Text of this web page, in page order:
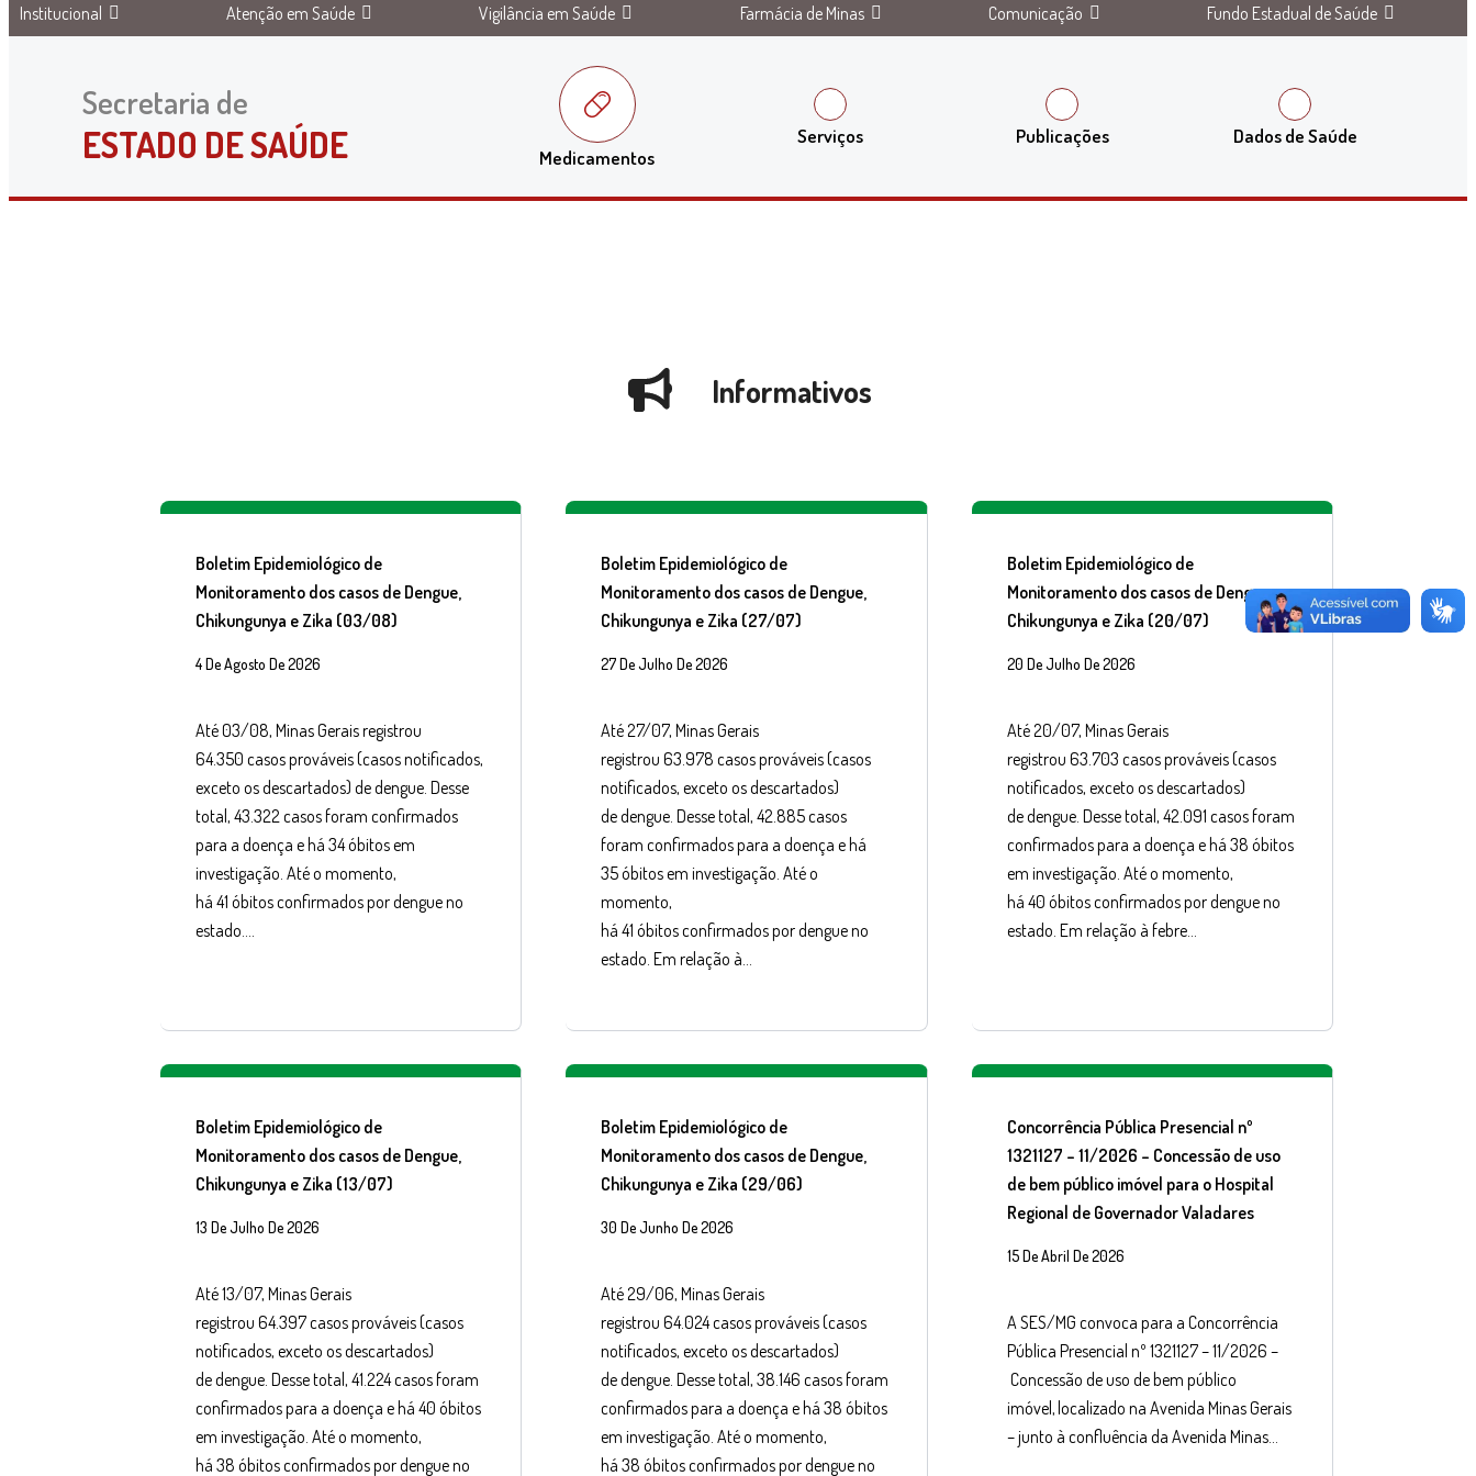
Institucional Atenção em Saúde Vigilância em Saúde Farmácia de Minas Comunicação Fundo Estadual de Saúde
Secretaria de
ESTADO DE SAÚDE Medicamentos
Serviços Publicações Dados de Saúde
Informativos
Boletim Epidemiológico de
Monitoramento dos casos de Dengue,
Chikungunya e Zika (03/08)
4 De Agosto De 2026
Até 03/08, Minas Gerais registrou
64.350 casos prováveis (casos notificados,
exceto os descartados) de dengue. Desse
total, 43.322 casos foram confirmados
para a doença e há 34 óbitos em
investigação. Até o momento,
há 41 óbitos confirmados por dengue no
estado….
Boletim Epidemiológico de
Monitoramento dos casos de Dengue,
Chikungunya e Zika (27/07)
27 De Julho De 2026
Até 27/07, Minas Gerais
registrou 63.978 casos prováveis (casos
notificados, exceto os descartados)
de dengue. Desse total, 42.885 casos
foram confirmados para a doença e há
35 óbitos em investigação. Até o
momento,
há 41 óbitos confirmados por dengue no
estado. Em relação à…
Boletim Epidemiológico de
Monitoramento dos casos de Dengue,
Chikungunya e Zika (20/07)
20 De Julho De 2026
Até 20/07, Minas Gerais
registrou 63.703 casos prováveis (casos
notificados, exceto os descartados)
de dengue. Desse total, 42.091 casos foram
confirmados para a doença e há 38 óbitos
em investigação. Até o momento,
há 40 óbitos confirmados por dengue no
estado. Em relação à febre…
Boletim Epidemiológico de
Monitoramento dos casos de Dengue,
Chikungunya e Zika (13/07)
13 De Julho De 2026
Até 13/07, Minas Gerais
registrou 64.397 casos prováveis (casos
notificados, exceto os descartados)
de dengue. Desse total, 41.224 casos foram
confirmados para a doença e há 40 óbitos
em investigação. Até o momento,
há 38 óbitos confirmados por dengue no
Boletim Epidemiológico de
Monitoramento dos casos de Dengue,
Chikungunya e Zika (29/06)
30 De Junho De 2026
Até 29/06, Minas Gerais
registrou 64.024 casos prováveis (casos
notificados, exceto os descartados)
de dengue. Desse total, 38.146 casos foram
confirmados para a doença e há 38 óbitos
em investigação. Até o momento,
há 38 óbitos confirmados por dengue no
Concorrência Pública Presencial nº
1321127 – 11/2026 – Concessão de uso
de bem público imóvel para o Hospital
Regional de Governador Valadares
15 De Abril De 2026
A SES/MG convoca para a Concorrência
Pública Presencial nº 1321127 – 11/2026 –
Concessão de uso de bem público
imóvel, localizado na Avenida Minas Gerais
– junto à confluência da Avenida Minas…